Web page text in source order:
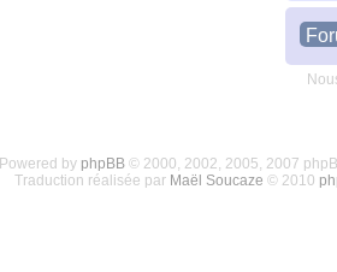
Powered by phpBB© 2000, 2002, 2005, 2007
Traduction réalisée par Maël Soucaze © 2010